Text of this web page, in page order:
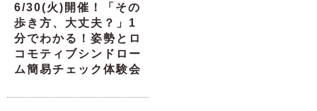
6/30(火)開催！「その
歩き方、大丈夫？」1
分でわかる！姿勢とロ
コモティブシンドロー
ム簡易チェック体験会